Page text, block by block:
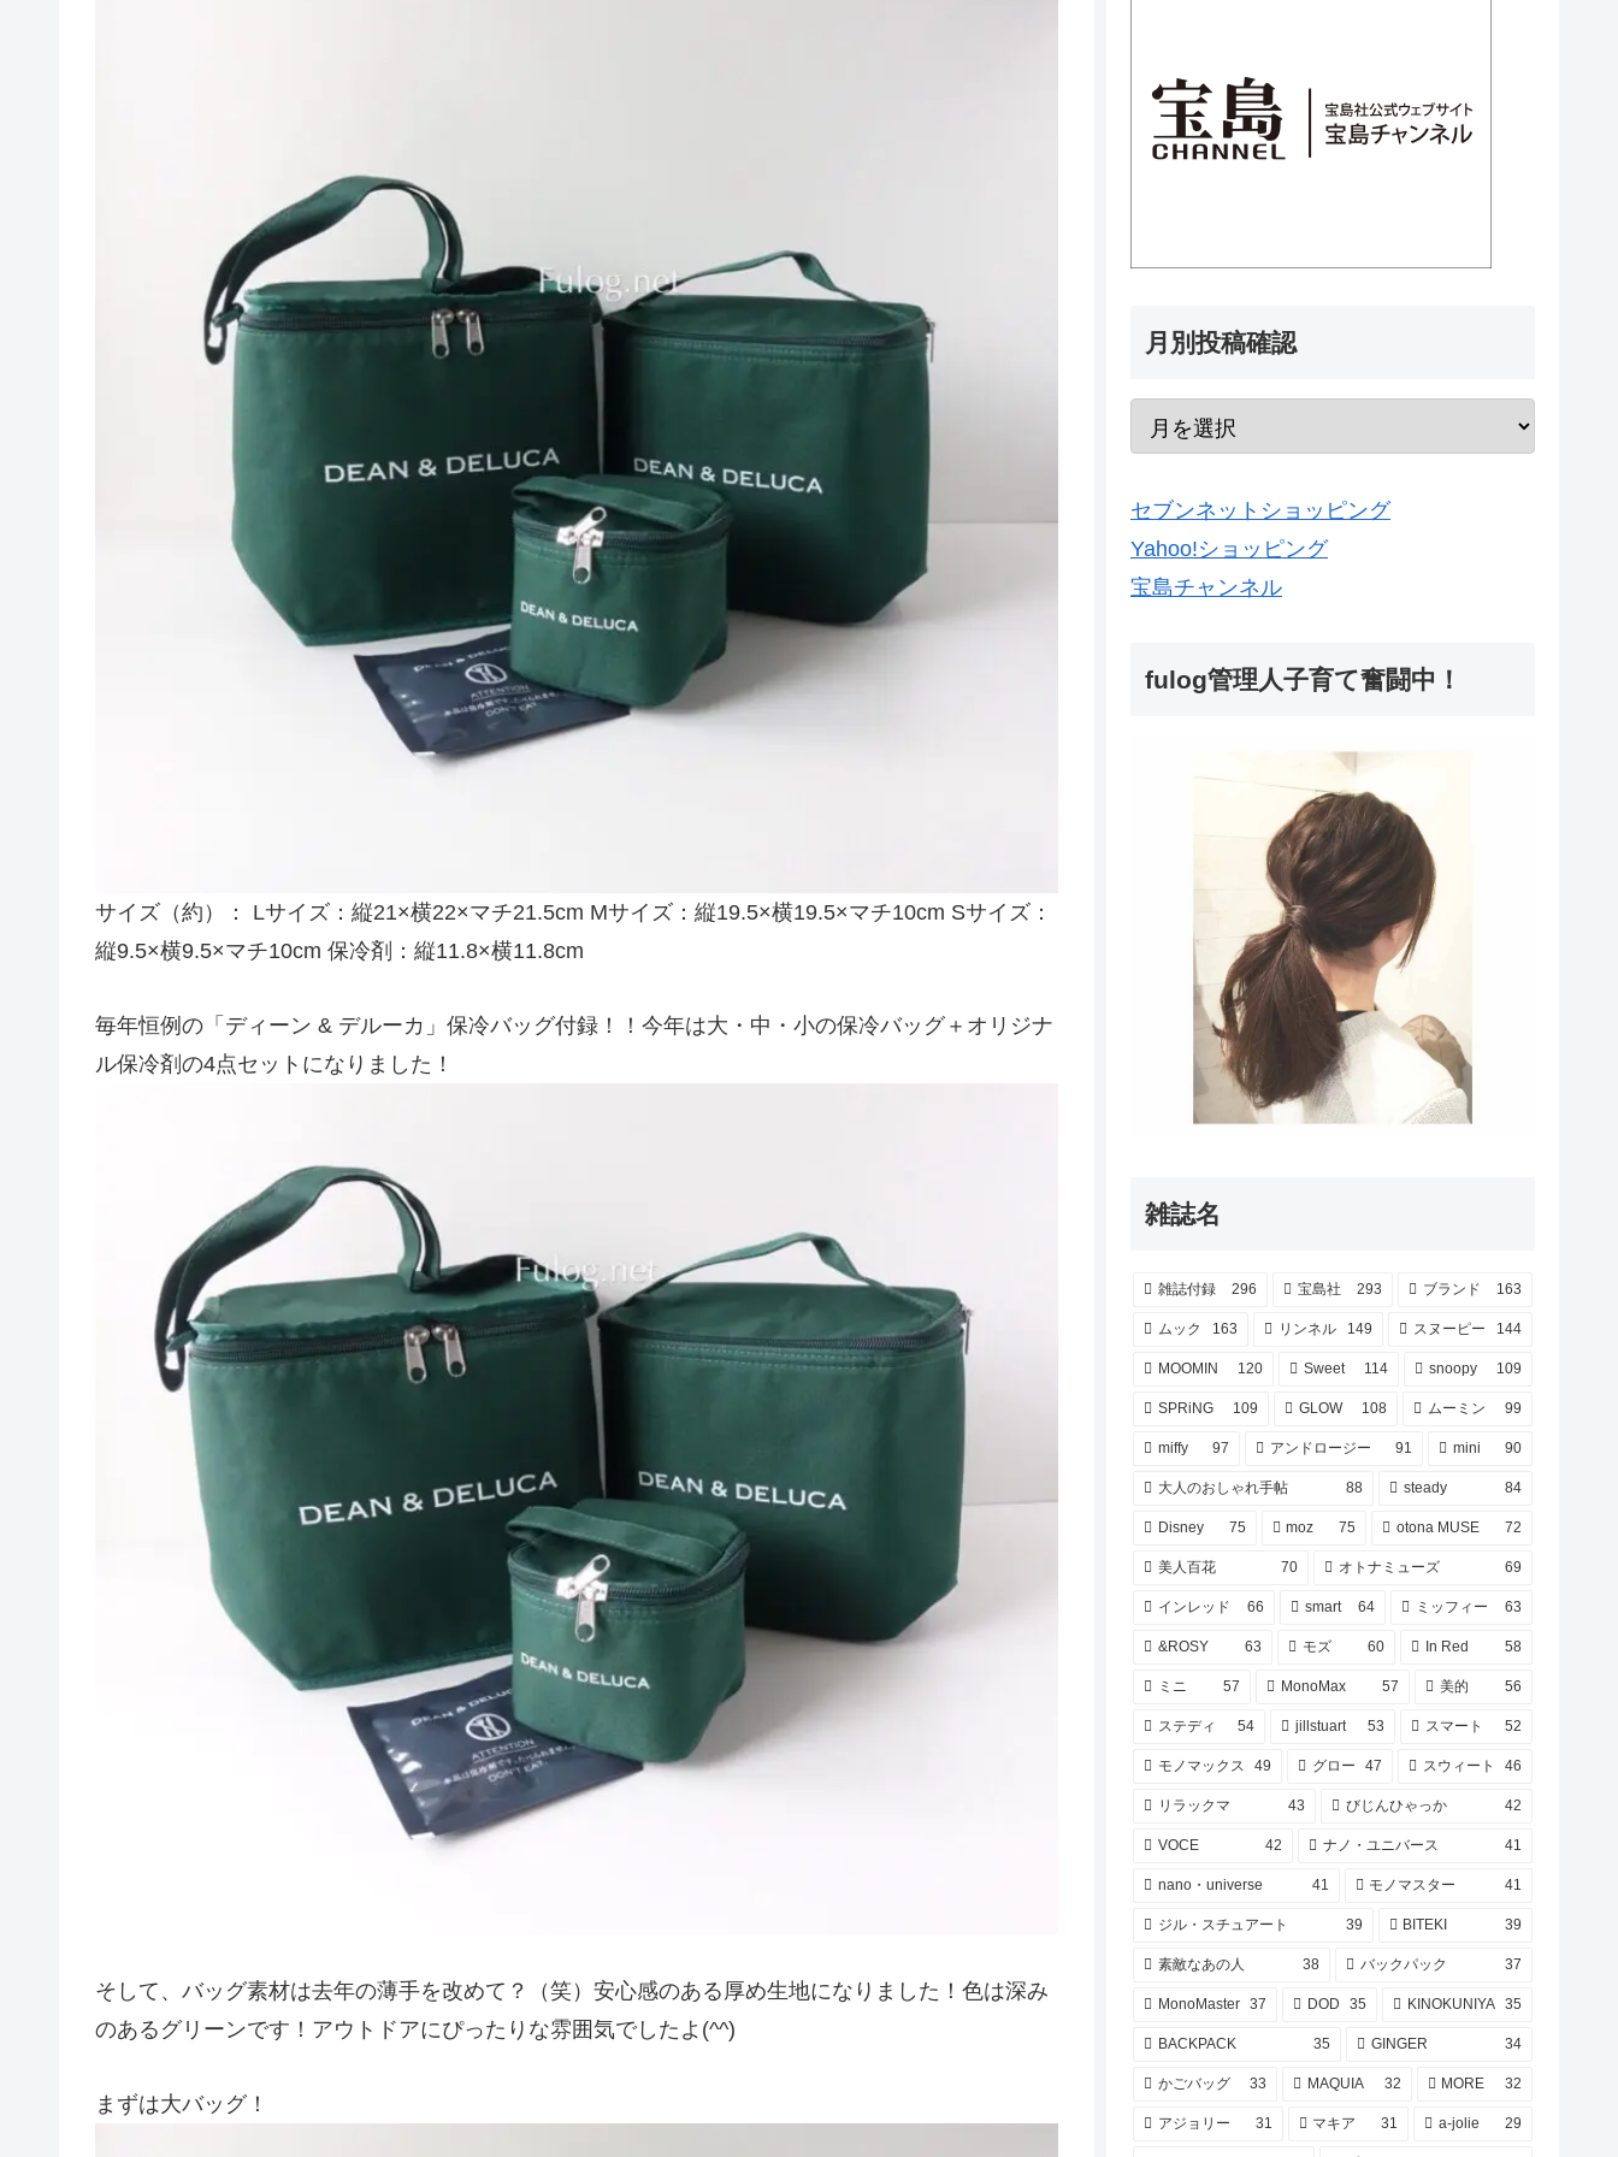
サイズ（約）： Lサイズ：縦21×横22×マチ21.5cm Mサイズ：縦19.5×横19.5×マチ10cm Sサイズ：
縦9.5×横9.5×マチ10cm 保冷剤：縦11.8×横11.8cm
毎年恒例の「ディーン & デルーカ」保冷バッグ付録！！今年は大・中・小の保冷バッグ＋オリジナ
ル保冷剤の4点セットになりました！
そして、バッグ素材は去年の薄手を改めて？（笑）安心感のある厚め生地になりました！色は深み
のあるグリーンです！アウトドアにぴったりな雰囲気でしたよ(^^)
まずは大バッグ！
月別投稿確認
セブンネットショッピング
Yahoo!ショッピング
宝島チャンネル
fulog管理人子育て奮闘中！
雑誌名
雑誌付録 296 宝島社 293 ブランド 163
ムック 163 リンネル 149 スヌーピー 144
MOOMIN 120 Sweet 114 snoopy 109
SPRiNG 109 GLOW 108 ムーミン 99
miffy 97 アンドロージー 91 mini 90
大人のおしゃれ手帖 88 steady 84
Disney 75 moz 75 otona MUSE 72
美人百花 70 オトナミューズ 69
インレッド 66 smart 64 ミッフィー 63
&ROSY 63 モズ 60 In Red 58
ミニ 57 MonoMax 57 美的 56
ステディ 54 jillstuart 53 スマート 52
モノマックス 49 グロー 47 スウィート 46
リラックマ 43 びじんひゃっか 42
VOCE 42 ナノ・ユニバース 41
nano・universe 41 モノマスター 41
ジル・スチュアート 39 BITEKI 39
素敵なあの人 38 バックパック 37
MonoMaster 37 DOD 35 KINOKUNIYA 35
BACKPACK 35 GINGER 34
かごバッグ 33 MAQUIA 32 MORE 32
アジョリー 31 マキア 31 a-jolie 29